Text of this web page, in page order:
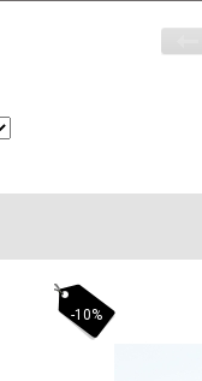
-10%